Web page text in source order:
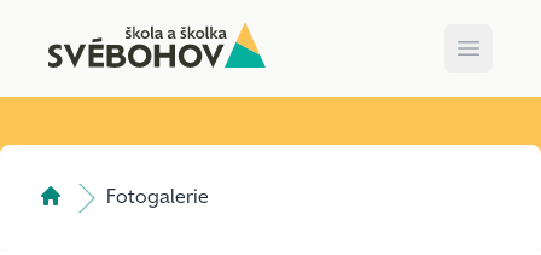
Open
Fotogalerie